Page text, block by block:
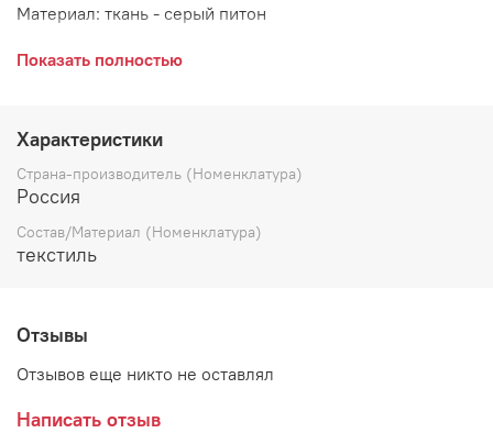
Материал: ткань - серый питон
Страна: Россия
Показать полностью
Характеристики
Страна-производитель (Номенклатура)
Россия
Состав/Материал (Номенклатура)
текстиль
Отзывы
Отзывов еще никто не оставлял
Написать отзыв